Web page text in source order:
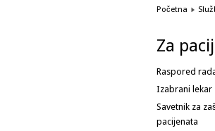
Početna
Za
Raspored
Izabrani lekar
Savetnik za
pacijenata